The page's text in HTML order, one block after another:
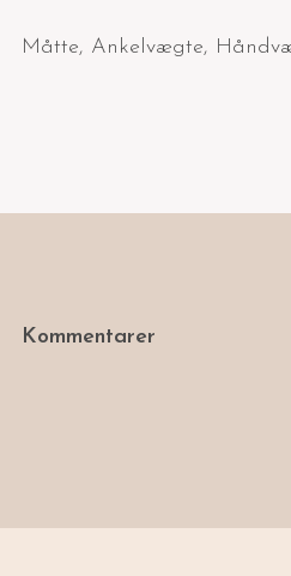
Måtte, Ankelvægte,
Kommentarer